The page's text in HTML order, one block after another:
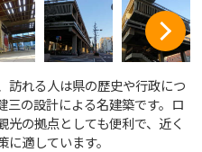
訪れる人は県の歴史や行政につ
三の設計による名建築です。ロ
の拠点としても便利で、近く
適しています。